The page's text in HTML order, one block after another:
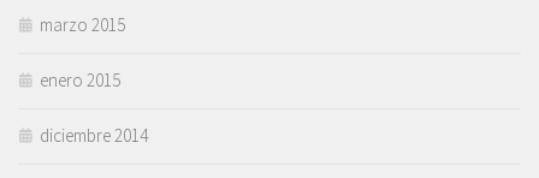
marzo 2015
enero 2015
diciembre 2014